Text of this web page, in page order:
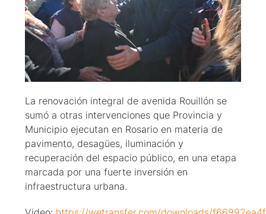
La renovación integral de avenida Rouillón se
sumó a otras intervenciones que Provincia y
Municipio ejecutan en Rosario en materia de
pavimento, desagües, iluminación y
recuperación del espacio público, en una etapa
marcada por una fuerte inversión en
infraestructura urbana.